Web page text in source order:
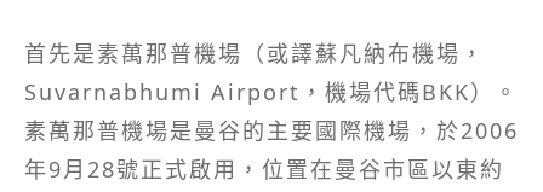
首先是素萬那普機場（或譯蘇凡納布機場，
Suvarnabhumi Airport，機場代碼BKK）。
素萬那普機場是曼谷的主要國際機場，於2006
年9月28號正式啟用，位置在曼谷市區以東約